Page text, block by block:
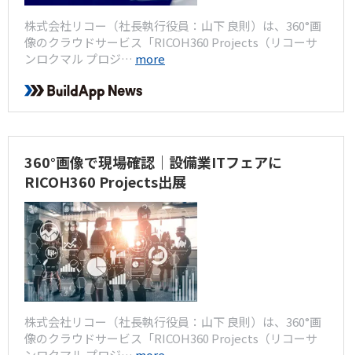
株式会社リコー（社長執行役員：山下 良則）は、360°画
像のクラウドサービス「RICOH360 Projects（リコーサ
ンロクマル プロジ… more
360°画像で現場確認｜設備業ITフェアに
RICOH360 Projects出展
株式会社リコー（社長執行役員：山下 良則）は、360°画
像のクラウドサービス「RICOH360 Projects（リコーサ